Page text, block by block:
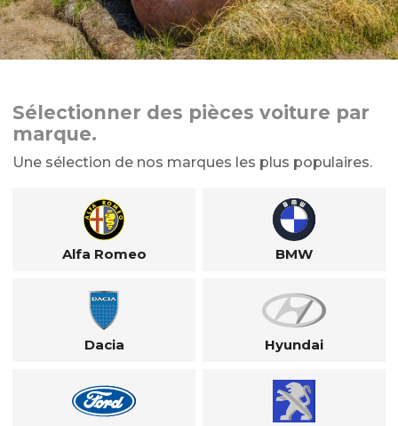
Sélectionner des pièces voiture par
marque.
Une sélection de nos marques les plus populaires.
Alfa Romeo BMW
Dacia Hyundai